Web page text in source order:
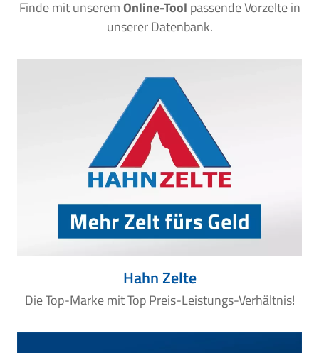
Finde mit unseremOnline-Tool passende Vorzelte in
unserer Datenbank.
Hahn Zelte
Die Top-Marke mit Top Preis-Leistungs-Verhältnis!